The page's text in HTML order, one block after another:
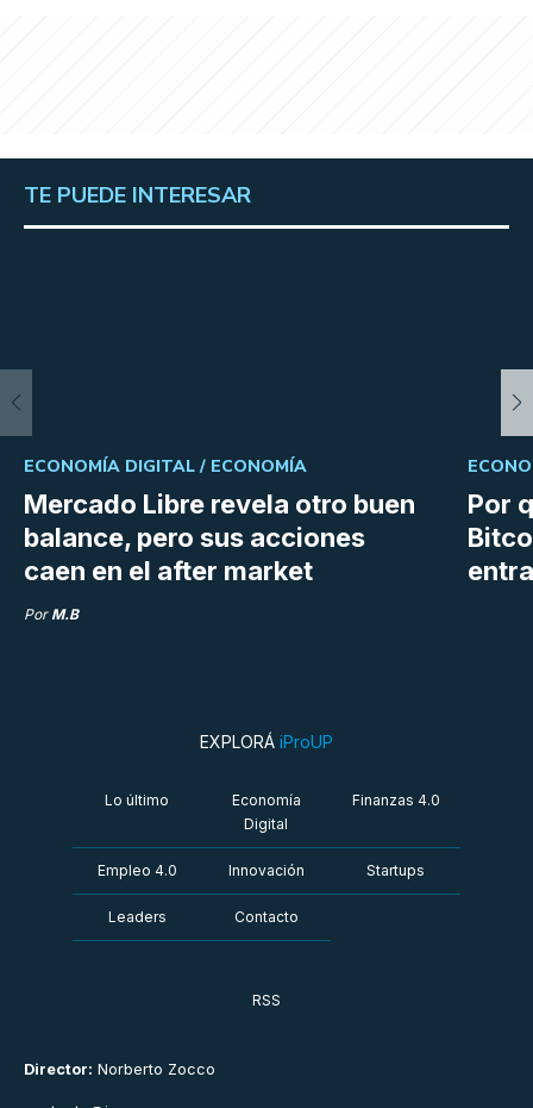
TE PUEDE INTERESAR
Mercado Libre revela otro buen
balance, pero sus acciones
caen en el after market
ECONOMÍA DIGITAL / ECONOMÍA
Por M.B
Por
Director: Norberto Zocco
EXPLORÁ iProUP
Lo último
Economía
Digital
Finanzas 4.0
Empleo 4.0 Innovación Startups
Leaders Contacto
RSS